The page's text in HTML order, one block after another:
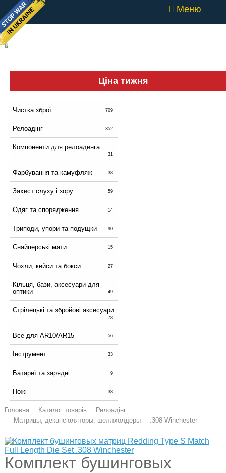
Меню
Ціна тижня
Чистка зброї 709
Релоадінг 352
Компоненти для релоадинга
31
Фарбування та камуфляж 38
Захист слуху і зору 59
Одяг та спорядження 14
Триподи, упори та подущки 90
Снайперські мати 15
Чохли, кейси та бокси 27
Кільця, бази, аксесуари для
оптики
49
Стрілецькі та збройові аксесуари
78
Все для AR10/AR15 56
Інструмент 33
Батареї та зарядні 9
Ножі 38
Головна Каталог товарів
Релоадінг
Матрицы, декапсюляторы, шеллхолдеры
.308 Winchester
Комплект бушинговых